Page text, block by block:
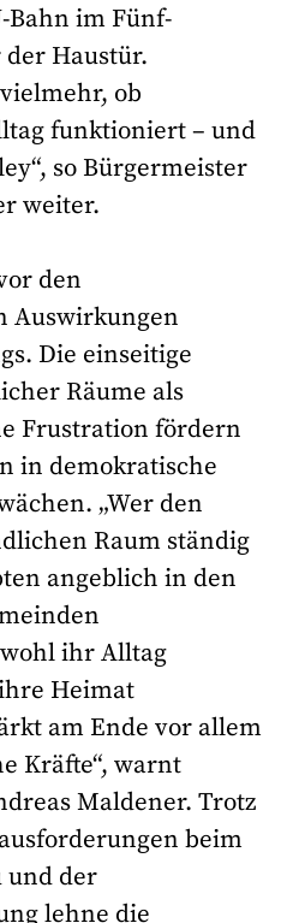
Bahn im Fünf-
Haustür.
ob
funktioniert – und
so Bürgermeister
weiter.
den
Auswirkungen
Die einseitige
Räume als
Frustration fördern
in demokratische
„Wer den
Raum ständig
angeblich in den
ihr Alltag
Heimat
am Ende vor allem
Kräfte“, warnt
Maldener. Trotz
beim
und der
lehne die